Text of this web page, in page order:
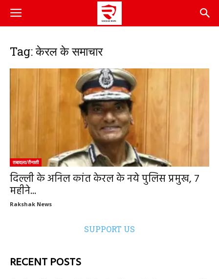
Tag: केरल के समाचार
तबादला/तैनाती
दिल्ली के अनिल कांत केरल के नये पुलिस प्रमुख, 7
महीने...
Rakshak News
SUPPORT US
RECENT POSTS